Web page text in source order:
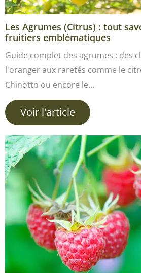
Les Agrumes (Citrus) : tout
fruitiers emblématiques
Guide complet des agrumes : des
l'oranger aux raretés comme le
Chinotto ou encore le…
Voir l'article